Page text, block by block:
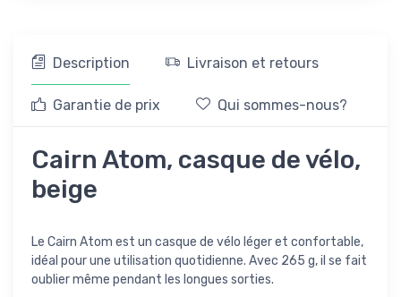
Description Livraison et retours
Garantie de prix Qui sommes-nous?
Cairn Atom, casque de vélo,
beige
Le Cairn Atom est un casque de vélo léger et confortable,
idéal pour une utilisation quotidienne. Avec 265 g, il se fait
oublier même pendant les longues sorties.